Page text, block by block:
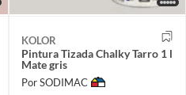
KOLOR
Pintura Tizada Chalky Tarro 1 l
Mate gris
Por SODIMAC